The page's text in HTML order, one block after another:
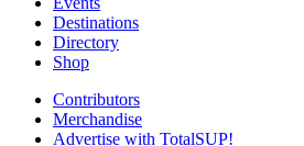
Destinations
Directory
Shop
Contributors
Merchandise
Advertise with TotalSUP!